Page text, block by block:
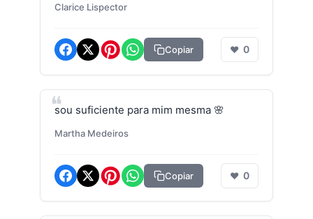
Clarice Lispector
Copiar ❤ 0
sou suficiente para mim mesma 🌸
Martha Medeiros
Copiar ❤ 0